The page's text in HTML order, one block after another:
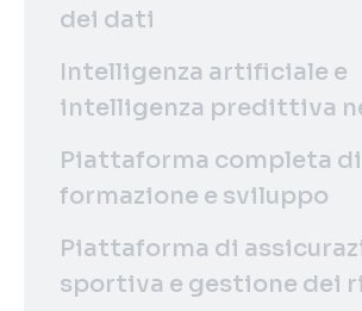
dei dati
Intelligenza artificiale e
intelligenza predittiva
Piattaforma completa di
formazione e sviluppo
Piattaforma di
sportiva e gestione dei